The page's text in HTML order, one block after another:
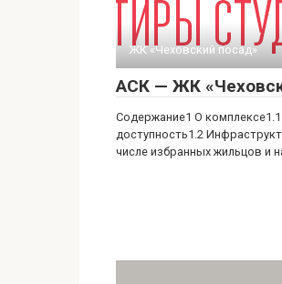
ЖК «Чеховский посад»
АСК — ЖК
Содержание1 О
доступность1.2
числе избранных жильцов и